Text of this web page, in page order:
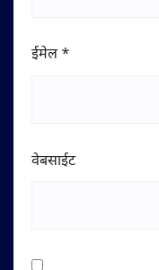
ईमेल *
वेबसाईट